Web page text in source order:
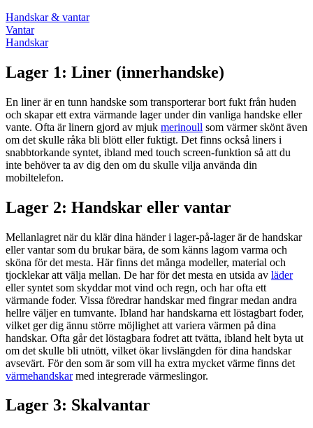
Handskar & vantar
Vantar
Handskar
Lager 1: Liner (innerhandske)
En liner är en tunn handske som transporterar bort fukt från huden
och skapar ett extra värmande lager under din vanliga handske eller
vante. Ofta är linern gjord av mjuk merinoull som värmer skönt även
om det skulle råka bli blött eller fuktigt. Det finns också liners i
snabbtorkande syntet, ibland med touch screen-funktion så att du
inte behöver ta av dig den om du skulle vilja använda din
mobiltelefon.
Lager 2: Handskar eller vantar
Mellanlagret när du klär dina händer i lager-på-lager är de handskar
eller vantar som du brukar bära, de som känns lagom varma och
sköna för det mesta. Här finns det många modeller, material och
tjocklekar att välja mellan. De har för det mesta en utsida av läder
eller syntet som skyddar mot vind och regn, och har ofta ett
värmande foder. Vissa föredrar handskar med fingrar medan andra
hellre väljer en tumvante. Ibland har handskarna ett löstagbart foder,
vilket ger dig ännu större möjlighet att variera värmen på dina
handskar. Ofta går det löstagbara fodret att tvätta, ibland helt byta ut
om det skulle bli utnött, vilket ökar livslängden för dina handskar
avsevärt. För den som är som vill ha extra mycket värme finns det
värmehandskarmed integrerade värmeslingor.
Lager 3: Skalvantar